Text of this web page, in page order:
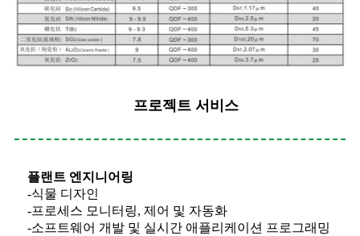
프로젝트 서비스
플랜트 엔지니어링
-식물 디자인
-프로세스 모니터링, 제어 및 자동화
-소프트웨어 개발 및 실시간 애플리케이션 프로그래밍